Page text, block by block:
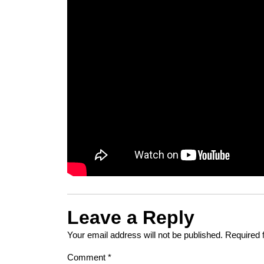
Leave a Reply
Your email address will not be published. Required
Comment *